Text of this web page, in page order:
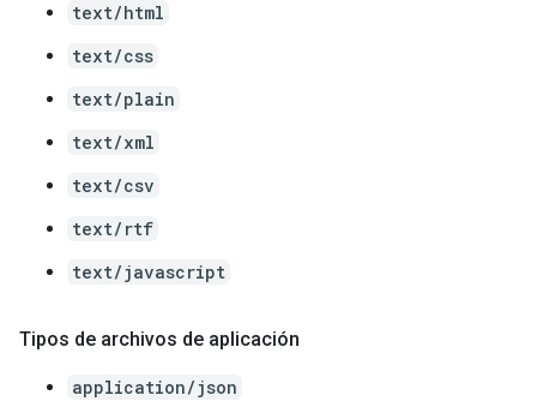
text/html
text/css
text/plain
text/xml
text/csv
text/rtf
text/javascript
Tipos de archivos de aplicación
application/json